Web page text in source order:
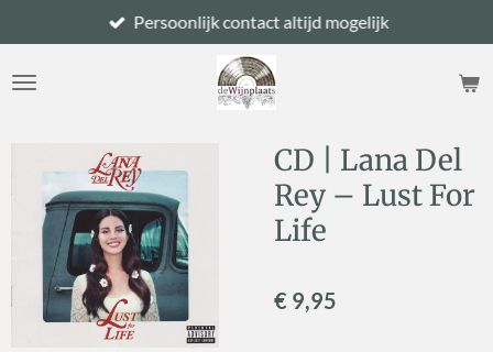
direct
naar
Persoonlijk contact altijd mogelijk
CD | Lana Del
Rey – Lust For
Life
€ 9,95